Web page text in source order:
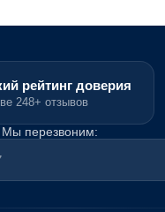
рейтинг доверия
248+ отзывов
Мы перезвоним: